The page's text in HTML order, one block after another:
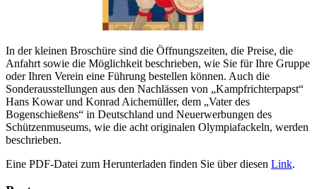
In der kleinen Broschüre sind die Öffnungszeiten, die Preise, die
Anfahrt sowie die Möglichkeit beschrieben, wie Sie für Ihre Gruppe
oder Ihren Verein eine Führung bestellen können. Auch die
Sonderausstellungen aus den Nachlässen von „Kampfrichterpapst“
Hans Kowar und Konrad Aichemüller, dem „Vater des
Bogenschießens“ in Deutschland und Neuerwerbungen des
Schützenmuseums, wie die acht originalen Olympiafackeln, werden
beschrieben.
Eine PDF-Datei zum Herunterladen finden Sie über diesen Link.